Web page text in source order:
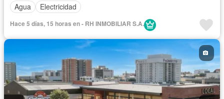
Agua
Electricidad
Hace 5 días, 15 horas en - RH INMOBILIAR S.A.